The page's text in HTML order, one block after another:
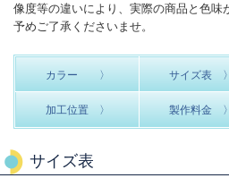
像度等の違いにより、実際の商品と色味
予めご了承くださいませ。
カラー 〉 サイズ表 〉
加工位置 〉 製作料金 〉
サイズ表